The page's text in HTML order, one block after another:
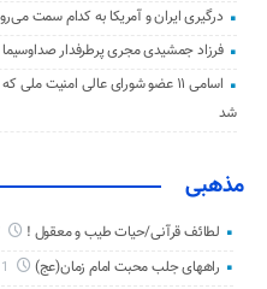
درگیری ایران و آمریکا به کدام سمت
فرزاد جمشیدی مجری پرطرفدار صداوسیما
اسامی ۱۱ عضو شورای عالی امنیت
شد
مذهبی
لطائف قرآنی/حیات طیب و معقول !
راههای جلب محبت امام زمان(عج)